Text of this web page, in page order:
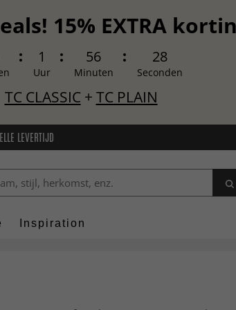
15% EXTRA
1
Uur
56
Minuten
27
Seconden
TC CLASSIC+ TC PLAIN
LEVERTIJD
Inspiration